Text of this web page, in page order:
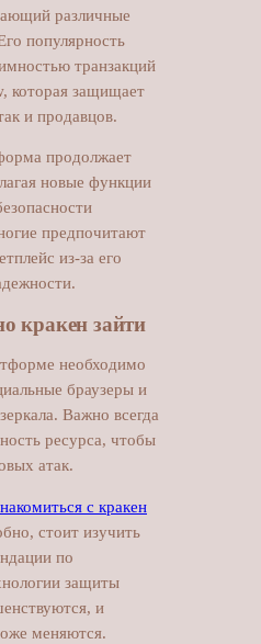
различные
популярность
транзакций
которая защищает
и продавцов.
продолжает
новые функции
предпочитают
из-за его
кракен зайти
необходимо
браузеры и
Важно всегда
ресурса, чтобы
атак.
с кракен
стоит изучить
по
защиты
и
меняются.